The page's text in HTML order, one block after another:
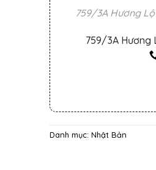
759/3A Hương
759/3A Hương
Danh mục: Nhật Bản